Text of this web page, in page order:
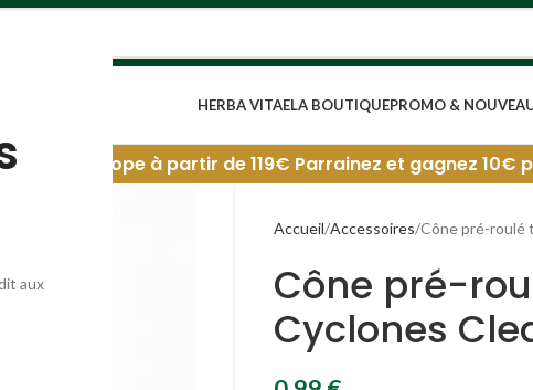
aux
HERBA VITAELA BOUTIQUEPROMO &
69€. Europe à partir de 119€ Parrainez et gagnez 10€
Accueil Accessoires Cône pré-roulé
Cône pré-
Cyclones